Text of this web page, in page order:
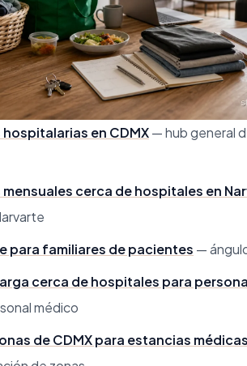
en CDMX— hub general
cerca de hospitales en
para familiares de pacientes —
cerca de hospitales para
médico
de CDMX para estancias